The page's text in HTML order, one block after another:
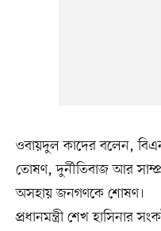
ওবায়দুল কাদের বলেন,
তোষণ, দুর্নীতিবাজ আর
অসহায় জনগণকে শোষণ।
প্রধানমন্ত্রী শেখ হাসিনার